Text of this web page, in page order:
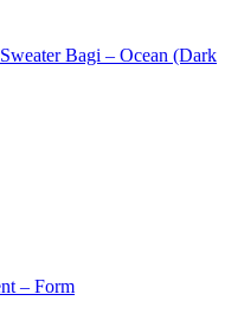
Bagi – Ocean (Dark
– Form